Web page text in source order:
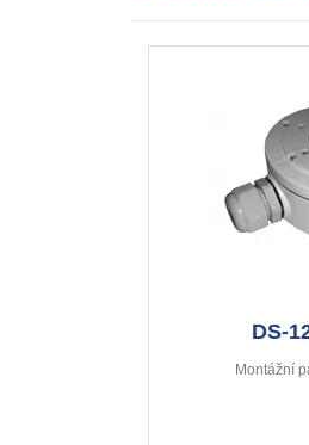
DS-
Montážní